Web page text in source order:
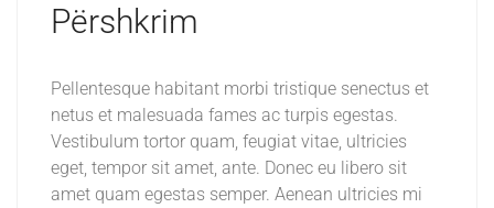
Përshkrim
Pellentesque habitant morbi tristique senectus et
netus et malesuada fames ac turpis egestas.
Vestibulum tortor quam, feugiat vitae, ultricies
eget, tempor sit amet, ante. Donec eu libero sit
amet quam egestas semper. Aenean ultricies mi